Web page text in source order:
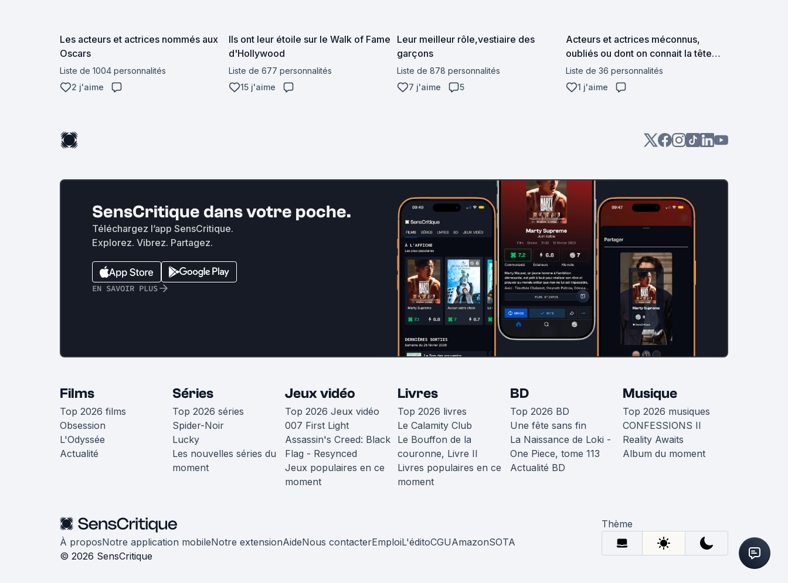
Les acteurs et actrices nommés aux
Oscars
Liste de 1004 personnalités
2 j'aime
Ils ont leur étoile sur le Walk of Fame
d'Hollywood
Liste de 677 personnalités
15 j'aime
Leur meilleur rôle,vestiaire des
garçons
Liste de 878 personnalités
7 j'aime
5
Acteurs et actrices méconnus,
oubliés ou dont on connait la tête
mais pas le nom.
Liste de 36 personnalités
1 j'aime
SensCritique dans votre poche.
Téléchargez l’app SensCritique.
Explorez. Vibrez. Partagez.
EN SAVOIR PLUS
Films
Top 2026 films
Obsession
L'Odyssée
Actualité
Séries
Top 2026 séries
Spider-Noir
Lucky
Les nouvelles séries du
moment
Jeux vidéo
Top 2026 Jeux vidéo
007 First Light
Assassin's Creed: Black
Flag - Resynced
Jeux populaires en ce
moment
Livres
Top 2026 livres
Le Calamity Club
Le Bouffon de la
couronne, Livre II
Livres populaires en ce
moment
BD
Top 2026 BD
Une fête sans fin
La Naissance de Loki -
One Piece, tome 113
Actualité BD
Musique
Top 2026 musiques
CONFESSIONS II
Reality Awaits
Album du moment
À proposNotre application mobileNotre extensionAideNous contacterEmploiL'éditoCGUAmazonSOTA
© 2026 SensCritique
Thème